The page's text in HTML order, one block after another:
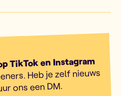
TikTok en Instagram
Heb je zelf nieuws
ons een DM.